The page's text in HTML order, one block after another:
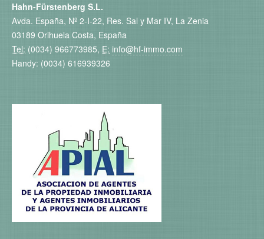
Hahn-Fürstenberg S.L.
Avda. España, Nº 2-I-22, Res. Sal y Mar IV, La Zenia
03189 Orihuela Costa, España
Tel: (0034) 966773985, E: info@hf-immo.com
Handy: (0034) 616939326